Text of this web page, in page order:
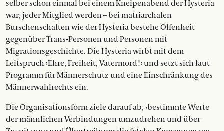
selber schon einmal bei einem Kneipenabend der Hysteria
war, jeder Mitglied werden – bei matriarchalen
Burschenschaften wie der Hysteria bestehe Offenheit
gegenüber Trans-Personen und Personen mit
Migrationsgeschichte. Die Hysteria wirbt mit dem
Leitspruch ›Ehre, Freiheit, Vatermord!‹ und setzt sich laut
Programm für Männerschutz und eine Einschränkung des
Männerwahlrechts ein.
Die Organisationsform ziele darauf ab, ›bestimmte Werte
der männlichen Verbindungen umzudrehen und über